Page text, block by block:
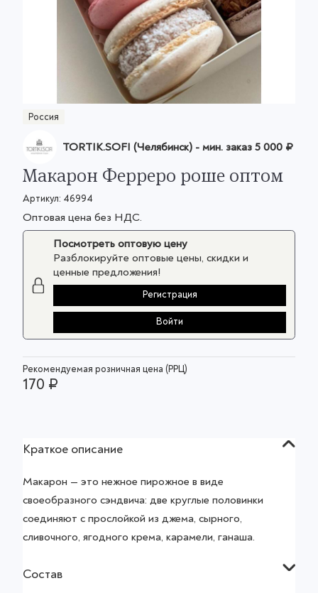
Россия
TORTIK.SOFI (Челябинск) - мин. заказ 5 000 ₽
Макарон Ферреро роше оптом
Артикул: 46994
Оптовая цена без НДС.
Посмотреть оптовую цену
Разблокируйте оптовые цены, скидки и
ценные предложения!
Регистрация
Войти
Рекомендуемая розничная цена (РРЦ)
170 ₽
Краткое описание
Макарон — это нежное пирожное в виде
своеобразного сэндвича: две круглые половинки
соединяют с прослойкой из джема, сырного,
сливочного, ягодного крема, карамели, ганаша.
Состав